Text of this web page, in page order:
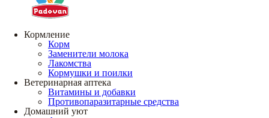
Кормление
Корм
Заменители молока
Лакомства
Кормушки и поилки
Ветеринарная аптека
Витамины и добавки
Противопаразитарные средства
Домашний уют